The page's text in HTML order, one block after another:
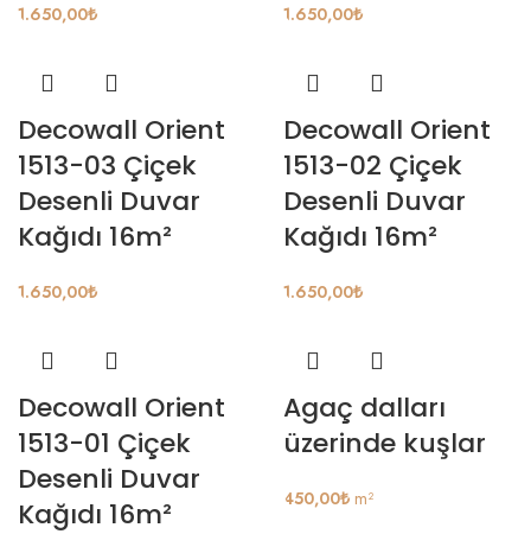
1.650,00₺ 1.650,00₺
Decowall Orient
1513-03 Çiçek
Desenli Duvar
Kağıdı 16m²
1.650,00₺
Decowall Orient
1513-02 Çiçek
Desenli Duvar
Kağıdı 16m²
1.650,00₺
Decowall Orient
1513-01 Çiçek
Desenli Duvar
Kağıdı 16m²
Agaç dalları
üzerinde kuşlar
450,00₺ m²